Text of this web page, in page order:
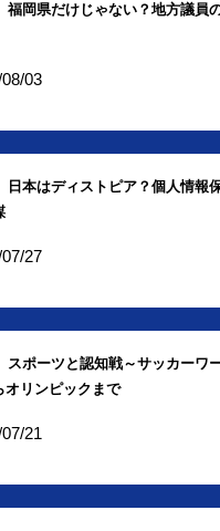
岡県だけじゃない？地方議員
03
本はディストピア？個人情報
27
ポーツと認知戦～サッカーワ
オリンピックまで
21